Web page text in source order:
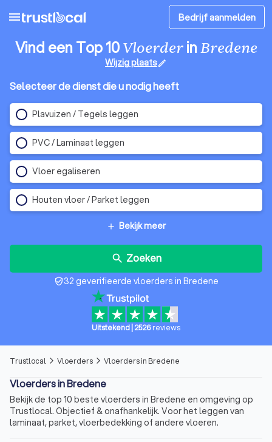
menu Bedrijf aanmelden
Vind een Top 10VloerderinBredene
Wijzig plaatsedit
Selecteer de dienst die u nodig heeft
Plavuizen / Tegels leggen
PVC / Laminaat leggen
Vloer egaliseren
Houten vloer / Parket leggen
add Bekijk meer
search Zoeken
verified_user32 geverifieerde vloerders in Bredene
Uitstekend 2526reviews
Trustlocal arrow_forward_ios Vloerders arrow_forward_ios Vloerders in Bredene
Vloerders in Bredene
Bekijk de top 10 beste vloerders in Bredene en omgeving op
Trustlocal. Objectief & onafhankelijk. Voor het leggen van
laminaat, parket, vloerbedekking of andere vloeren.